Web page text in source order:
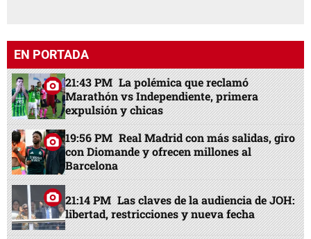
EN PORTADA
21:43 PM La polémica que reclamó
Marathón vs Independiente, primera
expulsión y chicas
19:56 PM Real Madrid con más salidas, giro
con Diomande y ofrecen millones al
Barcelona
21:14 PM Las claves de la audiencia de JOH:
libertad, restricciones y nueva fecha